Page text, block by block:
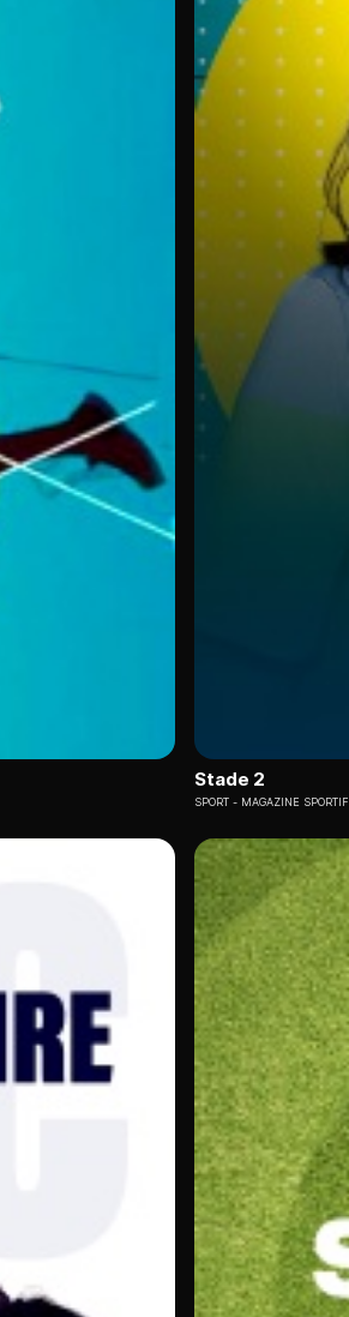
Stade 2
SPORT MAGAZINE SPORTIF